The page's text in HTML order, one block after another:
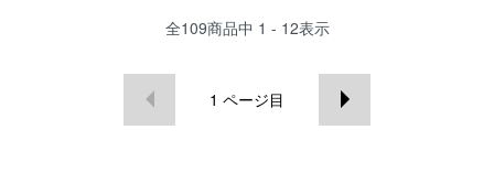
全109商品中 1 - 12表示
1 ページ目